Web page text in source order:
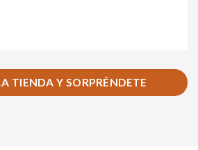
TIENDA Y SORPRÉNDETE